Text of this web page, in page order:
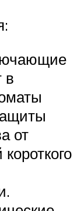
в
от